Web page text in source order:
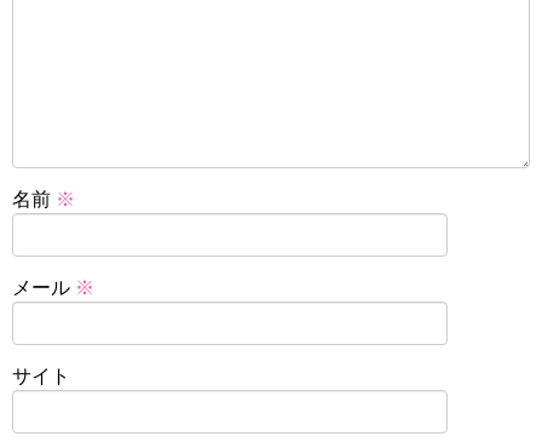
名前 ※
メール ※
サイト